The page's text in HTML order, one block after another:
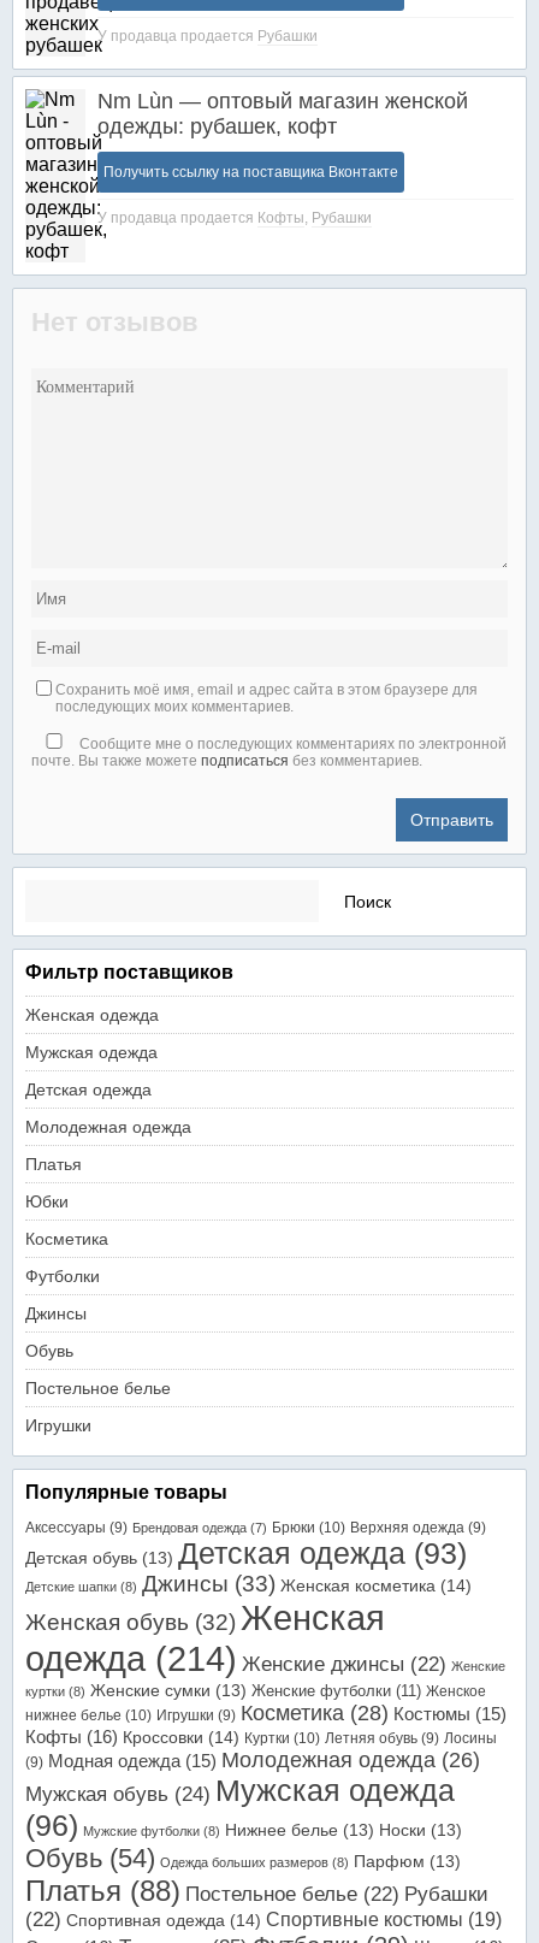
У продавца продается Рубашки
Nm Lùn — оптовый магазин женской
одежды: рубашек, кофт
Получить ссылку на поставщика Вконтакте
У продавца продается Кофты, Рубашки
Нет отзывов
Сохранить моё имя, email и адрес сайта в этом браузере для
последующих моих комментариев.
Сообщите мне о последующих комментариях по электронной
почте. Вы также можете подписаться без комментариев.
Найти:
Фильтр поставщиков
Женская одежда
Мужская одежда
Детская одежда
Молодежная одежда
Платья
Юбки
Косметика
Футболки
Джинсы
Обувь
Постельное белье
Игрушки
Популярные товары
Аксессуары (9) Брендовая одежда (7) Брюки (10) Верхняя одежда (9)
Детская обувь (13) Детская одежда (93)
Детские шапки (8) Джинсы (33) Женская косметика (14)
Женская обувь (32) Женская
одежда (214) Женские джинсы (22) Женские
куртки (8) Женские сумки (13) Женские футболки (11) Женское
нижнее белье (10) Игрушки (9) Косметика (28) Костюмы (15)
Кофты (16) Кроссовки (14) Куртки (10) Летняя обувь (9) Лосины
(9) Модная одежда (15) Молодежная одежда (26)
Мужская обувь (24) Мужская одежда
(96) Мужские футболки (8) Нижнее белье (13) Носки (13)
Обувь (54) Одежда больших размеров (8) Парфюм (13)
Платья (88) Постельное белье (22) Рубашки
(22) Спортивная одежда (14) Спортивные костюмы (19)